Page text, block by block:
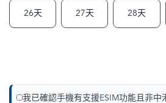
26天 27天 28天
我已確認手機有支援ESIM功能且非中